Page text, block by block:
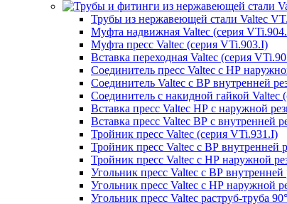
Трубы из нержавеющей стали Valtec
Муфта надвижная Valtec (серия
Муфта пресс Valtec (серия VTi.903.I)
Вставка переходная Valtec (серия
Соединитель пресс Valtec с НР
Соединитель Valtec с ВР внутренней
Соединитель с накидной гайкой Valtec
Вставка пресс Valtec НР с наружной
Вставка пресс Valtec ВР с внутренней
Тройник пресс Valtec (серия VTi.931.I)
Тройник пресс Valtec с ВР внутренней
Тройник пресс Valtec с НР наружной
Угольник пресс Valtec с ВР внутренней
Угольник пресс Valtec с НР наружной
Угольник пресс Valtec раструб-труба